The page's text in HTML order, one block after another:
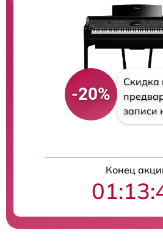
-20%
Скидка
записи
Конец